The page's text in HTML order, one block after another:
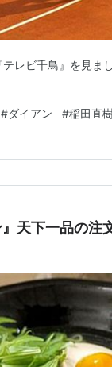
レビ千鳥』を見ま
#ダイアン #稲田直
天下一品の注